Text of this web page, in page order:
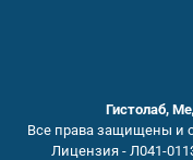
Гистолаб,
Все права защищены и
Лицензия - Л041-